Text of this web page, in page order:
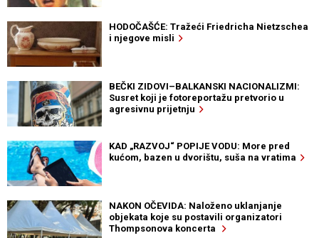
HODOČAŠĆE: Tražeći Friedricha Nietzschea
i njegove misli
BEČKI ZIDOVI–BALKANSKI NACIONALIZMI:
Susret koji je fotoreportažu pretvorio u
agresivnu prijetnju
KAD „RAZVOJ“ POPIJE VODU: More pred
kućom, bazen u dvorištu, suša na vratima
NAKON OČEVIDA: Naloženo uklanjanje
objekata koje su postavili organizatori
Thompsonova koncerta